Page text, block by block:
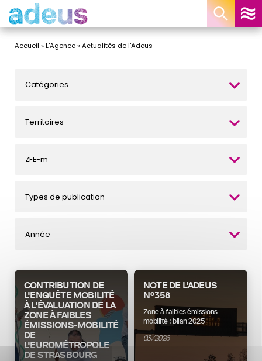
Accueil »L’Agence»Actualités de l’Adeus
Catégories
Territoires
ZFE-m
Types de publication
Année
CONTRIBUTION DE
L'ENQUÊTE MOBILITÉ
À L'ÉVALUATION DE LA
ZONE À FAIBLES
ÉMISSIONS-MOBILITÉ
DE
L'EUROMÉTROPOLE
DE STRASBOURG
NOTE DE L'ADEUS
N°358
Zone à faibles émissions-
mobilité : bilan 2025
03/2026
Panneau de gestion des cookies